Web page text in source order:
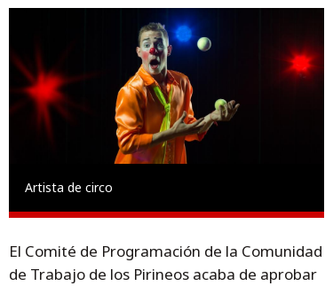
Artista de circo
El Comité de Programación de la Comunidad
de Trabajo de los Pirineos acaba de aprobar